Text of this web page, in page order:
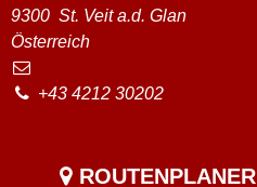
9300 St. Veit a.d. Glan
Österreich
+43 4212 30202
ROUTENPLANER